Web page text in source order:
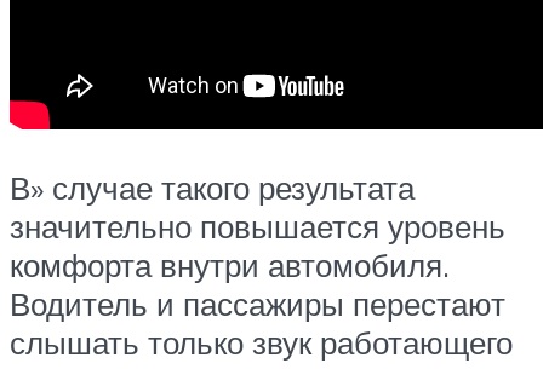
В» случае такого результата
значительно повышается уровень
комфорта внутри автомобиля.
Водитель и пассажиры перестают
слышать только звук работающего